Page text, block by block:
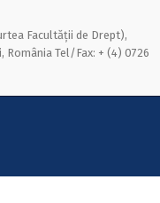
Facultății de Drept),
România Tel/Fax: + (4) 0726